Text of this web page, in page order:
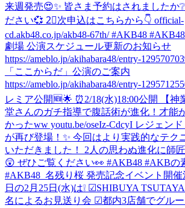
来週発売😍✨ 皆さま予約はされましたか
ださい💞 2⃣次申込はこちらから👇 official-
cd.akb48.co.jp/akb48-67th/ #AKB48
劇場 公演スケジュール更新のお知らせ
https://ameblo.jp/akihabara48/entry-
「ここからだ」公演のご案内
https://ameblo.jp/akihabara48/entry-
レミア公開🆕🌟 ⏰2/18(水)18:00公開 【神
堂さんのガチ指導で腹話術が進化！才能
かったww youtu.be/oseIz-CdcyI レジェン
が再び登場！✨ 今回はより実践的なテク
いただきました！ 2人の思わぬ進化に師
😲 ぜひご覧ください👀 #AKB48 #AKBの
#AKB48_名残り桜 発売記念イベント開
日の2月25日(水)は❕ ☑︎SHIBUYA
名によるお見送り会 ☑︎都内3店舗でグル